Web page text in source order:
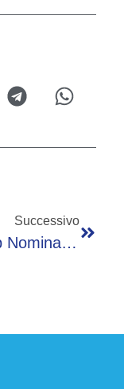
Successivo
CalAmp Nomina Maurizio Iperti Chief Executive Officer